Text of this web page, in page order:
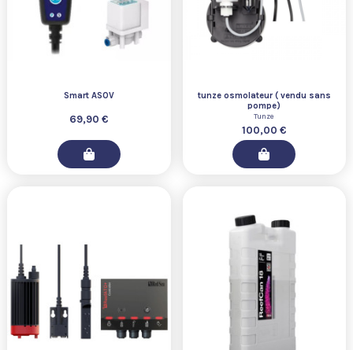
Smart ASOV
69,90 €
tunze osmolateur ( vendu sans
pompe)
Tunze
100,00 €